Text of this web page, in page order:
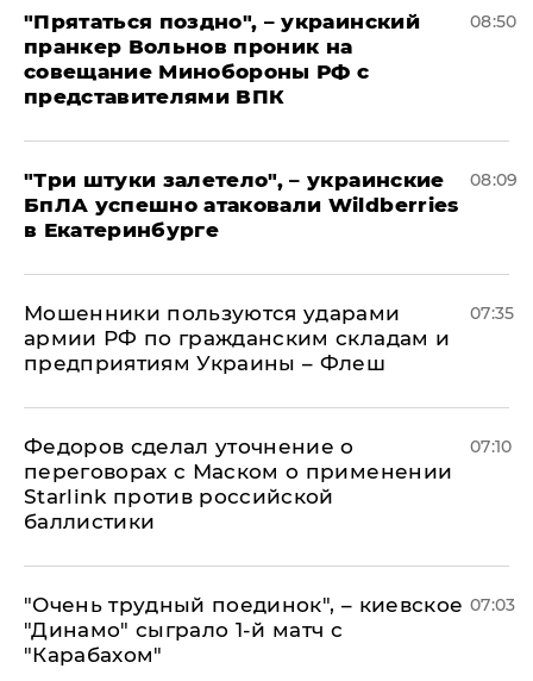
"Прятаться поздно", – украинский
пранкер Вольнов проник на
совещание Минобороны РФ с
представителями ВПК
08:50
"Три штуки залетело", – украинские
БпЛА успешно атаковали Wildberries
в Екатеринбурге
08:09
Мошенники пользуются ударами
армии РФ по гражданским складам и
предприятиям Украины – Флеш
07:35
Федоров сделал уточнение о
переговорах с Маском о применении
Starlink против российской
баллистики
07:10
"Очень трудный поединок", – киевское
"Динамо" сыграло 1-й матч с
"Карабахом"
07:03